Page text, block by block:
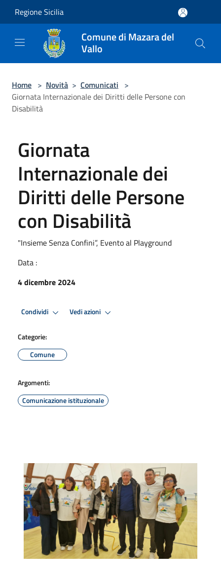
Regione Sicilia
Comune di Mazara del
Vallo
Home > Novità > Comunicati >
Giornata Internazionale dei Diritti delle Persone con
Disabilità
Giornata
Internazionale dei
Diritti delle Persone
con Disabilità
"Insieme Senza Confini”, Evento al Playground
Data :
4 dicembre 2024
Condividi Vedi azioni
Categorie:
Comune
Argomenti:
Comunicazione istituzionale